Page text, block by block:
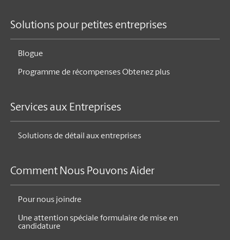
Solutions pour petites entreprises
Blogue
Programme de récompenses Obtenez plus
Services aux Entreprises
Solutions de détail aux entreprises
Comment Nous Pouvons Aider
Pour nous joindre
Une attention spéciale formulaire de mise en
candidature